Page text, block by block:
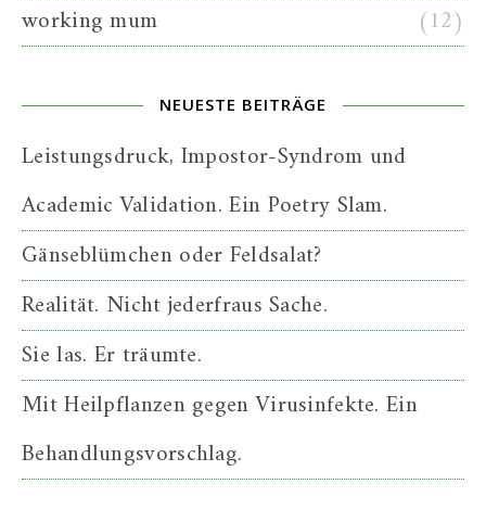
working mum
(12)
NEUESTE BEITRÄGE
Leistungsdruck, Impostor-Syndrom und
Academic Validation. Ein Poetry Slam.
Gänseblümchen oder Feldsalat?
Realität. Nicht jederfraus Sache.
Sie las. Er träumte.
Mit Heilpflanzen gegen Virusinfekte. Ein
Behandlungsvorschlag.